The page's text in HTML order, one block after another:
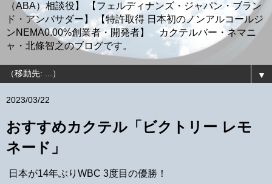
（ABA）相談役】 【フェルディナンズ・ジャパン・ブラン
ド・アンバサダー】 【特許取得 日本初のノンアルコールジ
ンNEMA0.00%創業者・開発者】 カクテルバー・ネマニ
ャ・北條智之のブログです。
▼
2023/03/22
おすすめカクテル「ビクトリー レモ
ネード」
日本が14年ぶりWBC 3度目の優勝！